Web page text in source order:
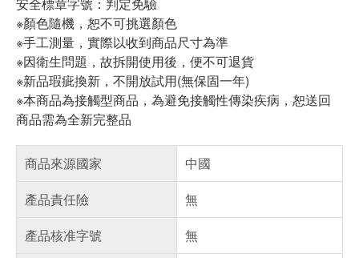
安全標章字號：判定免驗
※顏色隨機，恕不可挑選顏色
※手工測量，實際以收到商品尺寸為準
※因衛生問題，故拆開使用後，便不可退貨
※新品瑕疵換新，不開放試用(無保固一年)
※本商品為接觸型商品，為避免接觸性傳染疾病，恕送回
商品需為全新完整品
商品來源國家
中國
產品責任險
無
產品核准字號
無